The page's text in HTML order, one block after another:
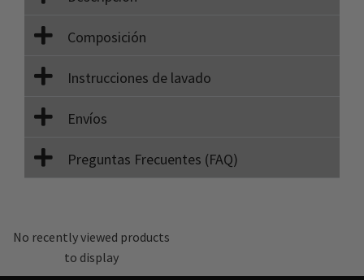
Composición
Instrucciones de lavado
Envíos
Preguntas Frecuentes (FAQ)
No recently viewed products
to display